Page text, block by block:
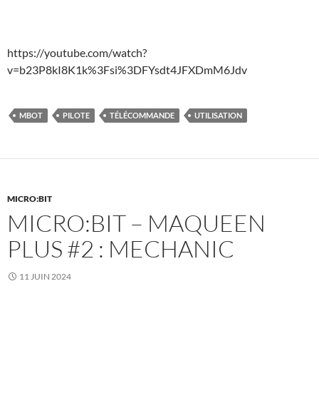
https://youtube.com/watch?
v=b23P8kI8K1k%3Fsi%3DFYsdt4JFXDmM6Jdv
MBOT PILOTE TÉLÉCOMMANDE UTILISATION
MICRO:BIT
MICRO:BIT – MAQUEEN
PLUS #2 : MECHANIC
11 JUIN 2024